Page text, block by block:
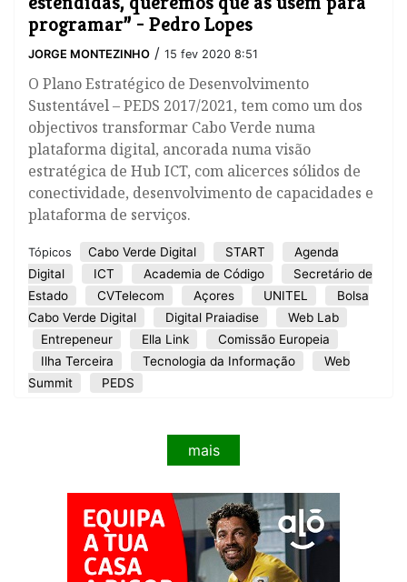
programar” - Pedro Lopes
JORGE MONTEZINHO / 15 fev 2020 8:51
O Plano Estratégico de Desenvolvimento
Sustentável – PEDS 2017/2021, tem como um dos
objectivos transformar Cabo Verde numa
plataforma digital, ancorada numa visão
estratégica de Hub ICT, com alicerces sólidos de
conectividade, desenvolvimento de capacidades e
plataforma de serviços.
Tópicos Cabo Verde Digital START
Agenda
Digital
ICT Academia de Código
Secretário de
Estado
CVTelecom Açores UNITEL
Bolsa
Cabo Verde Digital
Digital Praiadise
Web Lab
Entrepeneur
Ella Link
Comissão Europeia
Ilha Terceira
Tecnologia da Informação
Web
Summit
PEDS
mais